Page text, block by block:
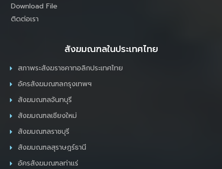
Download File
ติดต่อเรา
สังฆมณฑลในประเทศไทย
สภาพระสังฆราชคาทอลิกประเทศไทย
อัครสังฆมณฑลกรุงเทพฯ
สังฆมณฑลจันทบุรี
สังฆมณฑลเชียงใหม่
สังฆมณฑลราชบุรี
สังฆมณฑลสุราษฎร์ธานี
อัครสังฆมณฑลท่าแร่